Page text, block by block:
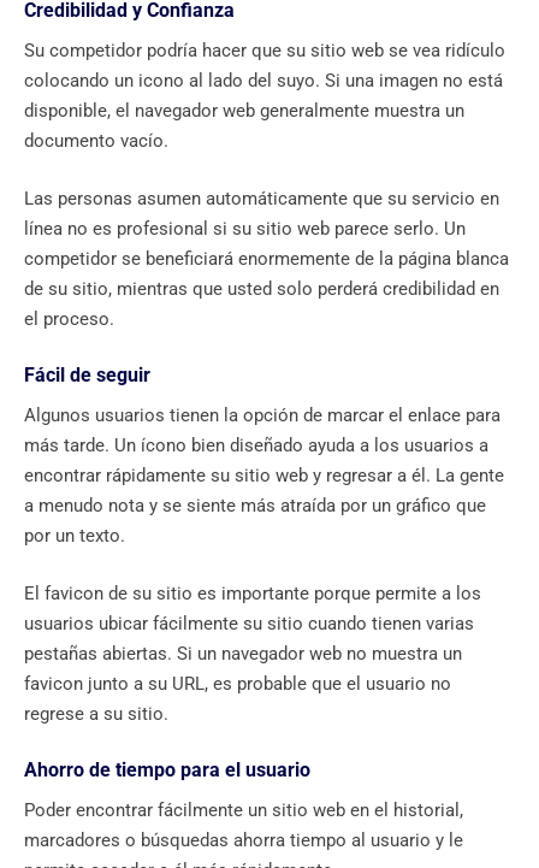
Credibilidad y Confianza
Su competidor podría hacer que su sitio web se vea ridículo
colocando un icono al lado del suyo. Si una imagen no está
disponible, el navegador web generalmente muestra un
documento vacío.
Las personas asumen automáticamente que su servicio en
línea no es profesional si su sitio web parece serlo. Un
competidor se beneficiará enormemente de la página blanca
de su sitio, mientras que usted solo perderá credibilidad en
el proceso.
Fácil de seguir
Algunos usuarios tienen la opción de marcar el enlace para
más tarde. Un ícono bien diseñado ayuda a los usuarios a
encontrar rápidamente su sitio web y regresar a él. La gente
a menudo nota y se siente más atraída por un gráfico que
por un texto.
El favicon de su sitio es importante porque permite a los
usuarios ubicar fácilmente su sitio cuando tienen varias
pestañas abiertas. Si un navegador web no muestra un
favicon junto a su URL, es probable que el usuario no
regrese a su sitio.
Ahorro de tiempo para el usuario
Poder encontrar fácilmente un sitio web en el historial,
marcadores o búsquedas ahorra tiempo al usuario y le